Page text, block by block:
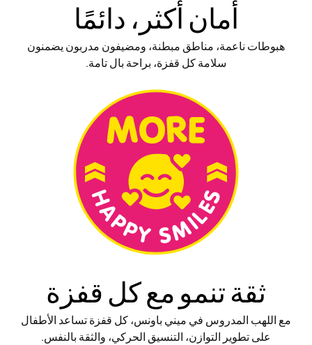
أمان أكثر، دائمًا
هبوطات ناعمة، مناطق مبطنة، ومضيفون مدربون يضمنون
سلامة كل قفزة، براحة بال تامة.
ثقة تنمو معكل قفزة
مع اللهب المدروس في ميني باونس، كل قفزة تساعد الأطفال
على تطوير التوازن، التنسيق الحركي، والثقة بالنفس.